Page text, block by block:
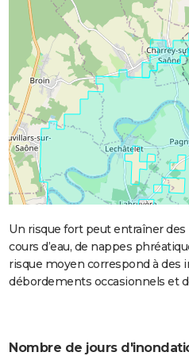
Un risque fort peut entraîner
cours d’eau, de nappes
risque moyen correspond à des
débordements occasionnels et
Nombre de jours